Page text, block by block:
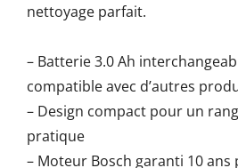
nettoyage parfait.
– Batterie 3.0 Ah
compatible avec d’autres
– Design compact pour un
pratique
– Moteur Bosch garanti 10 ans